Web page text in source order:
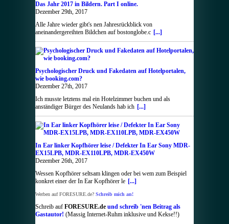
Das Jahr 2017 in Bildern. Part I online.
Dezember 29th, 2017
Alle Jahre wieder gibt's nen Jahresrückblick von
aneinandergereihten Bildchen auf bostonglobe.c [...]
Psychologischer Druck und Fakedaten auf Hotelportalen,
wie booking.com?
Dezember 27th, 2017
Ich musste letztens mal ein Hotelzimmer buchen und als
anständiger Bürger des Neulands hab ich [...]
In Ear linker Kopfhörer leise / Defekter In Ear Sony MDR-
EX15LPB, MDR-EX110LPB, MDR-EX450W
Dezember 26th, 2017
Wessen Kopfhörer seltsam klingen oder bei wem zum Beispiel
konkret einer der In Ear Kopfhörer le [...]
Werben auf FORESURE.de? Schreib mich an!
Schreib auf FORESURE.de und schreib 'nen Beitrag als
Gastautor! (Massig Internet-Ruhm inklusive und Kekse!!)